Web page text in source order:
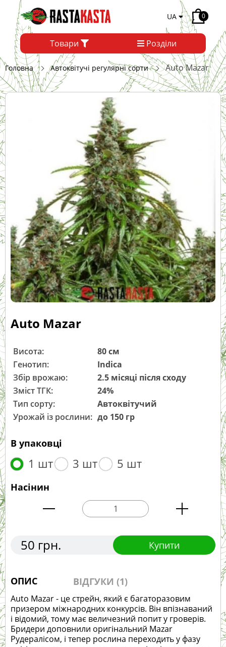
UA 0
Товари Розділи
Головна Автоквітучі регулярні сорти Auto Mazar
Auto Mazar
Висота:
80 см
Генотип:
Indica
Збір врожаю:
2.5 місяці після сходу
Зміст ТГК:
24%
Тип сорту:
Автоквітучий
Урожай із рослини: до 150 гр
В упаковці
1 шт 3 шт 5 шт
Насінин
50 грн. Купити
ОПИС ВІДГУКИ (1)
Auto Mazar - це стрейн, який є багаторазовим
призером міжнародних конкурсів. Він впізнаваний
і відомий, тому має величезний попит у гроверів.
Бридери доповнили оригінальний Mazar
Рудералісом, і тепер рослина переходить у фазу